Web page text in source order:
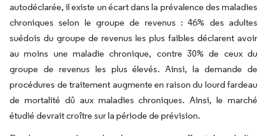
autodéclarée, il existe un écart dans la prévalence des maladies
chroniques selon le groupe de revenus : 46% des adultes
suédois du groupe de revenus les plus faibles déclarent avoir
au moins une maladie chronique, contre 30% de ceux du
groupe de revenus les plus élevés. Ainsi, la demande de
procédures de traitement augmente en raison du lourd fardeau
de mortalité dû aux maladies chroniques. Ainsi, le marché
étudié devrait croître sur la période de prévision.